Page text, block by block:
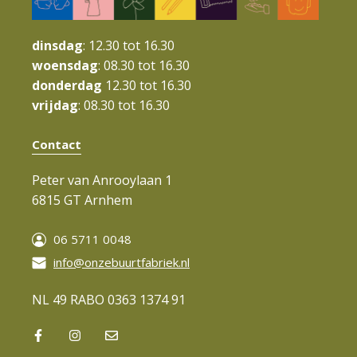
g
a
t
i
dinsdag: 12.30 tot 16.30
woensdag: 08.30 tot 16.30
donderdag 12.30 tot 16.30
vrijdag: 08.30 tot 16.30
Contact
Peter van Anrooylaan 1
6815 GT Arnhem
06 5711 0048
info@onzebuurtfabriek.nl
NL 49 RABO 0363 1374 91